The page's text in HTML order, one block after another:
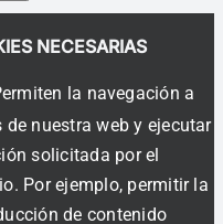
NECESARIAS
la navegación a
de nuestra web y ejecutar
solicitada por el
Por ejemplo, permitir la
de contenido